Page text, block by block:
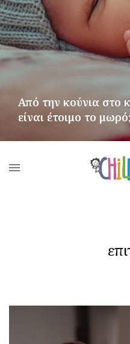
Από την κούνια στο
είναι έτοιμο το